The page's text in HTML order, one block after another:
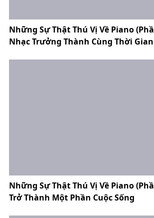
Những Sự Thật Thú Vị Về Piano
Nhạc Trưởng Thành Cùng Thời Gian
Những Sự Thật Thú Vị Về Piano
Trở Thành Một Phần Cuộc Sống